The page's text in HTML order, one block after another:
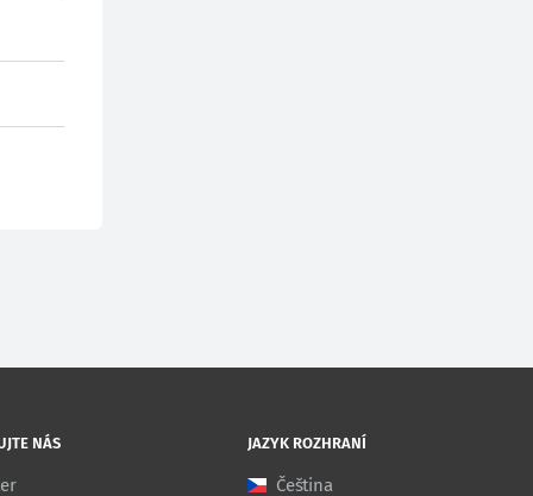
NÁS JAZYK ROZHRANÍ
Čeština